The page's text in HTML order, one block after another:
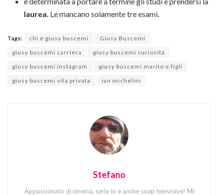
laurea. Le mancano solamente tre esami.
Tags: chi è giusy buscemi
Giusy Buscemi
giusy buscemi carriera
giusy buscemi curiosità
giusy buscemi instagram
giusy buscemi marito e figli
giusy buscemi vita privata
ian michelini
Stefano
Appassionato di cinema, serie tv e anche soap televisive! Mi